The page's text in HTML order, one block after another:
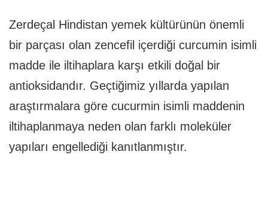
Zerdeçal Hindistan yemek kültürünün önemli
bir parçası olan zencefil içerdiği curcumin isimli
madde ile iltihaplara karşı etkili doğal bir
antioksidandır. Geçtiğimiz yıllarda yapılan
araştırmalara göre cucurmin isimli maddenin
iltihaplanmaya neden olan farklı moleküler
yapıları engellediği kanıtlanmıştır.